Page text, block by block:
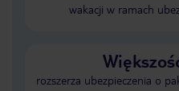
wakacji w ramach
rozszerza ubezpieczenia o